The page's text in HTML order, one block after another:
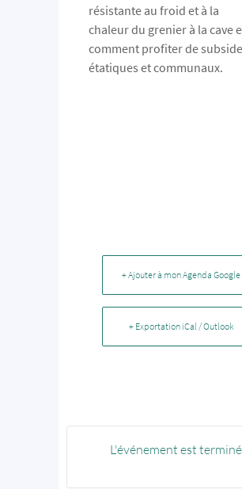
résistante au froid et à la
chaleur du grenier à la cave
comment profiter de
étatiques et communaux.
+ Ajouter à mon Agenda Google
+ Exportation iCal / Outlook
L'événement est terminé.